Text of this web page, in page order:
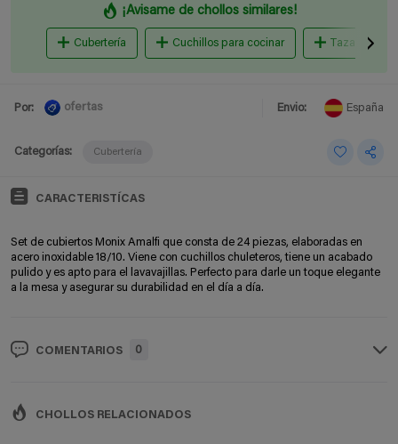
¡Avisame de chollos similares!
Cubertería Cuchillos para cocinar Tazas
Por: ofertas Envio: España
Categorías: Cubertería
CARACTERISTÍCAS
Set de cubiertos Monix Amalfi que consta de 24 piezas, elaboradas en
acero inoxidable 18/10. Viene con cuchillos chuleteros, tiene un acabado
pulido y es apto para el lavavajillas. Perfecto para darle un toque elegante
a la mesa y asegurar su durabilidad en el día a día.
COMENTARIOS 0
CHOLLOS RELACIONADOS